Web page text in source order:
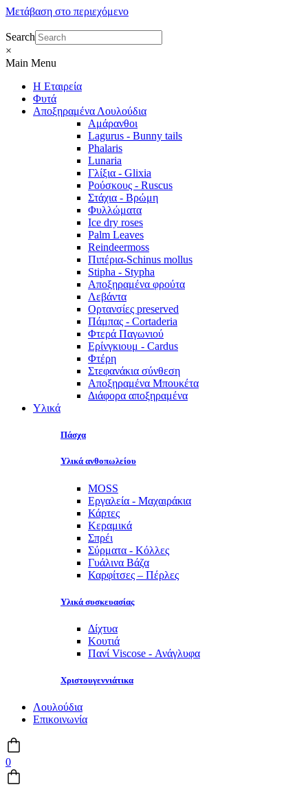
Μετάβαση στο περιεχόμενο
Search
×
Main Menu
Η Εταιρεία
Φυτά
Αποξηραμένα Λουλούδια
Αμάρανθοι
Lagurus - Bunny tails
Phalaris
Lunaria
Γλίξια - Glixia
Ρούσκους - Ruscus
Στάχια - Βρώμη
Φυλλώματα
Ice dry roses
Palm Leaves
Reindeermoss
Πιπέρια-Schinus mollus
Stipha - Stypha
Αποξηραμένα φρούτα
Λεβάντα
Ορτανσίες preserved
Πάμπας - Cortaderia
Φτερά Παγωνιού
Ερίνγκιουμ - Cardus
Φτέρη
Στεφανάκια σύνθεση
Αποξηραμένα Μπουκέτα
Διάφορα αποξηραμένα
Υλικά
Πάσχα
Υλικά ανθοπωλείου
MOSS
Εργαλεία - Μαχαιράκια
Κάρτες
Κεραμικά
Σπρέι
Σύρματα - Κόλλες
Γυάλινα Βάζα
Καρφίτσες – Πέρλες
Υλικά συσκευασίας
Δίχτυα
Κουτιά
Πανί Viscose - Ανάγλυφα
Χριστουγεννιάτικα
Λουλούδια
Επικοινωνία
0